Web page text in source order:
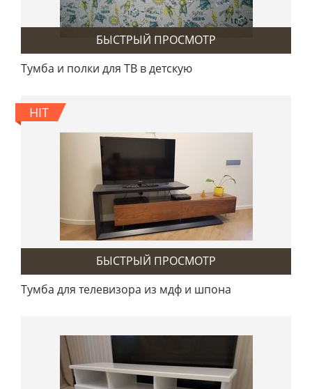
БЫСТРЫЙ ПРОСМОТР
Тумба и полки для ТВ в детскую
БЫСТРЫЙ ПРОСМОТР
Тумба для телевизора из мдф и шпона
HIT